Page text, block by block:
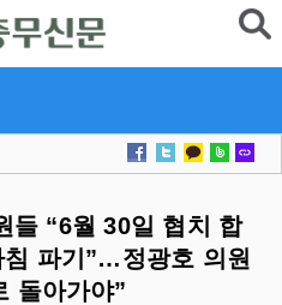
들 “6월 30일 협치 합
파기”…정광호 의원
돌아가야”